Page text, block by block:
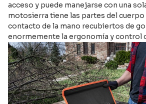
acceso y puede manejarse con una
motosierra tiene las partes del
contacto de la mano recubiertos de
enormemente la ergonomía y control